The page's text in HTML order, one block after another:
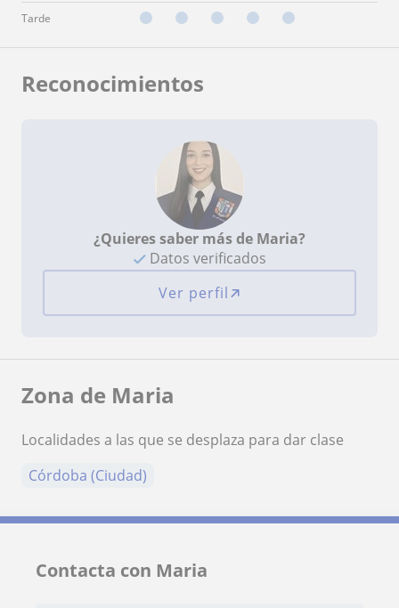
Tarde
Reconocimientos
¿Quieres saber más de Maria?
Datos verificados
Ver perfil
Zona de Maria
Localidades a las que se desplaza para dar clase
Córdoba (Ciudad)
Contacta con Maria